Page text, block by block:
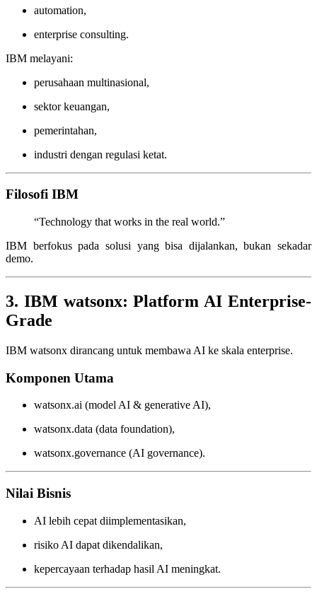
automation,
enterprise consulting.
IBM melayani:
perusahaan multinasional,
sektor keuangan,
pemerintahan,
industri dengan regulasi ketat.
Filosofi IBM
“Technology that works in the real world.”
IBM berfokus pada solusi yang bisa dijalankan, bukan sekadar
demo.
3. IBM watsonx: Platform AI Enterprise-
Grade
IBM watsonx dirancang untuk membawa AI ke skala enterprise.
Komponen Utama
watsonx.ai (model AI & generative AI),
watsonx.data (data foundation),
watsonx.governance (AI governance).
Nilai Bisnis
AI lebih cepat diimplementasikan,
risiko AI dapat dikendalikan,
kepercayaan terhadap hasil AI meningkat.